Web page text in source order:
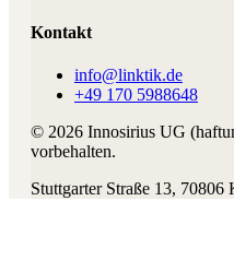
Kontakt
info@linktik.de
+49 170 5988648
© 2026 Innosirius UG
vorbehalten.
Stuttgarter Straße 13, 70806